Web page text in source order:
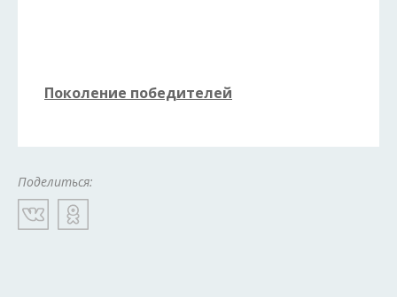
Поколение победителей
Поделиться: